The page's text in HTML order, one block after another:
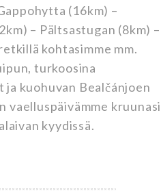
(16km) –
– Pältsastugan (8km) –
kohtasimme mm.
turkoosina
kuohuvan Bealčánjoen
vaelluspäivämme kruunasi
kyydissä.